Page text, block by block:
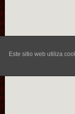
Este sitio web utiliza